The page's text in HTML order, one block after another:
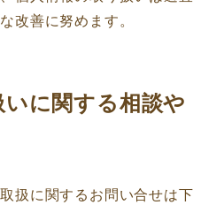
改善に努めます。
に関する相談や
扱に関するお問い合せは下